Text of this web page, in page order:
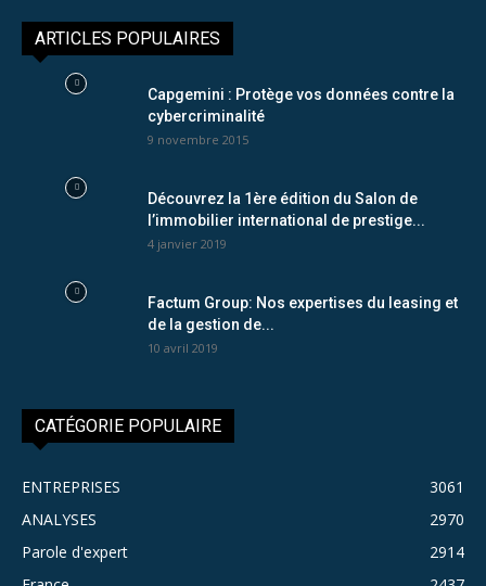
ARTICLES POPULAIRES
Capgemini : Protège vos données contre la
cybercriminalité
9 novembre 2015
Découvrez la 1ère édition du Salon de
l’immobilier international de prestige...
4 janvier 2019
Factum Group: Nos expertises du leasing et
de la gestion de...
10 avril 2019
CATÉGORIE POPULAIRE
ENTREPRISES
3061
ANALYSES
2970
Parole d'expert
2914